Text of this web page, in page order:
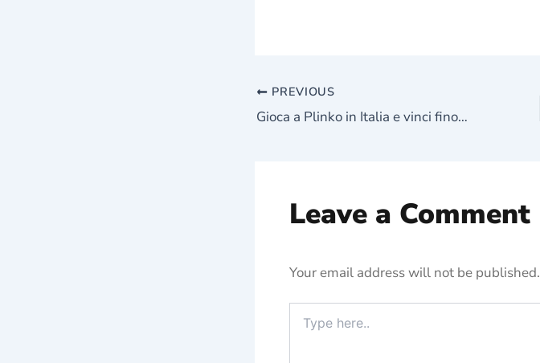
PREVIOUS
Gioca a Plinko in Italia e vinci fino a x1 000!
Leave a Comment
Your email address will not be published.
here..